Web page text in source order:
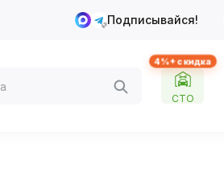
Подписывайся!
4%+ скидка
СТО